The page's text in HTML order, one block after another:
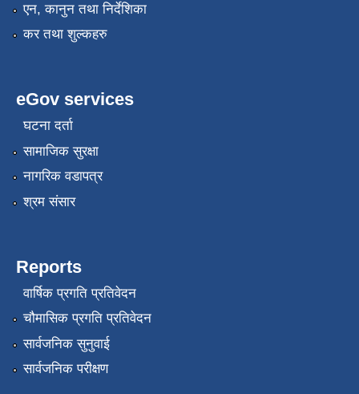
एन, कानुन तथा निर्देशिका
कर तथा शुल्कहरु
eGov services
घटना दर्ता
सामाजिक सुरक्षा
नागरिक वडापत्र
श्रम संसार
Reports
वार्षिक प्रगति प्रतिवेदन
चौमासिक प्रगति प्रतिवेदन
सार्वजनिक सुनुवाई
सार्वजनिक परीक्षण